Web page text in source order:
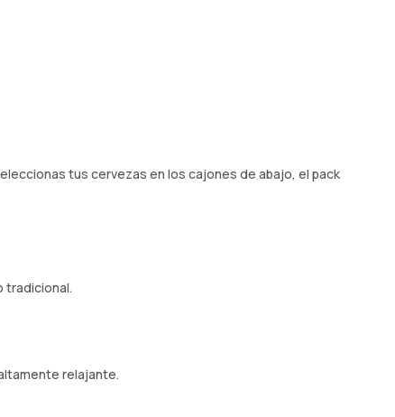
tus cervezas en los cajones de abajo, el pack
tradicional.
relajante.